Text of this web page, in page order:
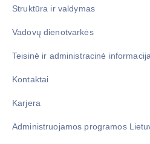
Struktūra ir valdymas
Vadovų dienotvarkės
Teisinė ir administracinė informacija
Kontaktai
Karjera
Administruojamos programos